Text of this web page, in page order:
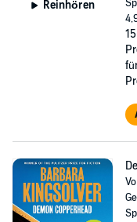
Reinhören